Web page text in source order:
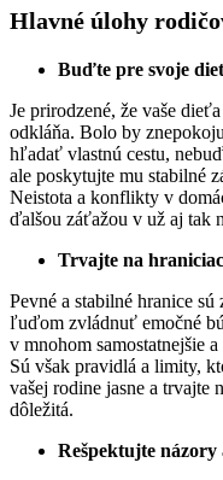
Hlavné úlohy
Buďte pre svoje
Je prirodzené, že vaše
odkláňa. Bolo by
hľadať vlastnú cestu,
ale poskytujte mu stabilné
Neistota a konflikty v
ďalšou záťažou v už aj tak
Trvajte na
Pevné a stabilné hranice
ľuďom zvládnuť emočné
v mnohom samostatnejšie
Sú však pravidlá a limity,
vašej rodine jasne a
dôležitá.
Rešpektujte